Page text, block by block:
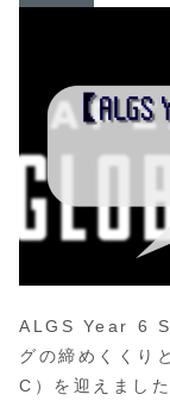
ALGS Year 6
グの締めくくり
C）を迎えました